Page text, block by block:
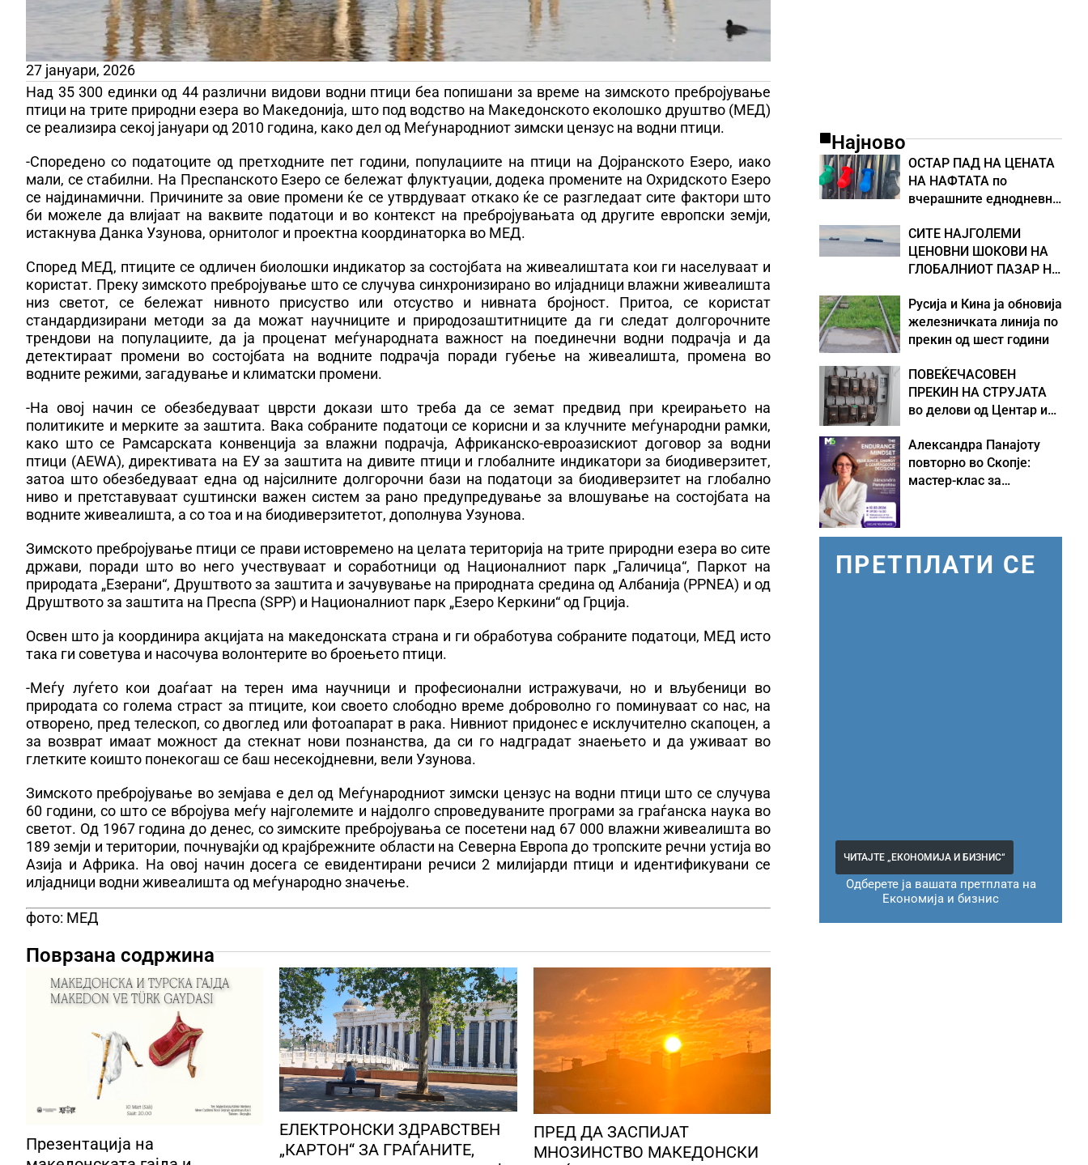
27 јануари, 2026
Над 35 300 единки од 44 различни видови водни птици беа попишани за време на зимското пребројување
птици на трите природни езера во Македонија, што под водство на Македонското еколошко друштво (МЕД)
се реализира секој јануари од 2010 година, како дел од Меѓународниот зимски цензус на водни птици.
-Споредено со податоците од претходните пет години, популациите на птици на Дојранското Езеро, иако
мали, се стабилни. На Преспанското Езеро се бележат флуктуации, додека промените на Охридското Езеро
се најдинамични. Причините за овие промени ќе се утврдуваат откако ќе се разгледаат сите фактори што
би можеле да влијаат на ваквите податоци и во контекст на пребројувањата од другите европски земји,
истакнува Данка Узунова, орнитолог и проектна координаторка во МЕД.
Според МЕД, птиците се одличен биолошки индикатор за состојбата на живеалиштата кои ги населуваат и
користат. Преку зимското пребројување што се случува синхронизирано во илјадници влажни живеалишта
низ светот, се бележат нивното присуство или отсуство и нивната бројност. Притоа, се користат
стандардизирани методи за да можат научниците и природозаштитниците да ги следат долгорочните
трендови на популациите, да ја проценат меѓународната важност на поединечни водни подрачја и да
детектираат промени во состојбата на водните подрачја поради губење на живеалишта, промена во
водните режими, загадување и климатски промени.
-На овој начин се обезбедуваат цврсти докази што треба да се земат предвид при креирањето на
политиките и мерките за заштита. Вака собраните податоци се корисни и за клучните меѓународни рамки,
како што се Рамсарската конвенција за влажни подрачја, Африканско-евроазискиот договор за водни
птици (AEWA), директивата на ЕУ за заштита на дивите птици и глобалните индикатори за биодиверзитет,
затоа што обезбедуваат една од најсилните долгорочни бази на податоци за биодиверзитет на глобално
ниво и претставуваат суштински важен систем за рано предупредување за влошување на состојбата на
водните живеалишта, а со тоа и на биодиверзитетот, дополнува Узунова.
Зимското пребројување птици се прави истовремено на целата територија на трите природни езера во сите
држави, поради што во него учествуваат и соработници од Националниот парк „Галичица“, Паркот на
природата „Езерани“, Друштвото за заштита и зачувување на природната средина од Албанија (PPNEA) и од
Друштвото за заштита на Преспа (SPP) и Националниот парк „Езеро Керкини“ од Грција.
Освен што ја координира акцијата на македонската страна и ги обработува собраните податоци, МЕД исто
така ги советува и насочува волонтерите во броењето птици.
-Меѓу луѓето кои доаѓаат на терен има научници и професионални истражувачи, но и вљубеници во
природата со голема страст за птиците, кои своето слободно време доброволно го поминуваат со нас, на
отворено, пред телескоп, со двоглед или фотоапарат в рака. Нивниот придонес е исклучително скапоцен, а
за возврат имаат можност да стекнат нови познанства, да си го надградат знаењето и да уживаат во
глетките коишто понекогаш се баш несекојдневни, вели Узунова.
Зимското пребројување во земјава е дел од Меѓународниот зимски цензус на водни птици што се случува
60 години, со што се вбројува меѓу најголемите и најдолго спроведуваните програми за граѓанска наука во
светот. Од 1967 година до денес, со зимските пребројувања се посетени над 67 000 влажни живеалишта во
189 земји и територии, почнувајќи од крајбрежните области на Северна Европа до тропските речни устија во
Азија и Африка. На овој начин досега се евидентирани речиси 2 милијарди птици и идентификувани се
илјадници водни живеалишта од меѓународно значење.
фото: МЕД
Поврзана содржина
Презентација на
ЕЛЕКТРОНСКИ ЗДРАВСТВЕН
„КАРТОН“ ЗА ГРАЃАНИТЕ,
ПРЕД ДА ЗАСПИЈАТ
МНОЗИНСТВО МАКЕДОНСКИ
Најново
ОСТАР ПАД НА ЦЕНАТА
НА НАФТАТА по
вчерашните еднодневни
СИТЕ НАЈГОЛЕМИ
ЦЕНОВНИ ШОКОВИ НА
ГЛОБАЛНИОТ ПАЗАР НА
воените конфликти во
Персискиот Залив
Русија и Кина ја обновија
железничката линија по
прекин од шест години
ПОВЕЌЕЧАСОВЕН
ПРЕКИН НА СТРУЈАТА
во делови од Центар и
Александра Панајоту
повторно во Скопје:
мастер-клас за
ПРЕТПЛАТИ СЕ
ЧИТАЈТЕ „ЕКОНОМИЈА И БИЗНИС“
Одберете ја вашата претплата на
Економија и бизнис